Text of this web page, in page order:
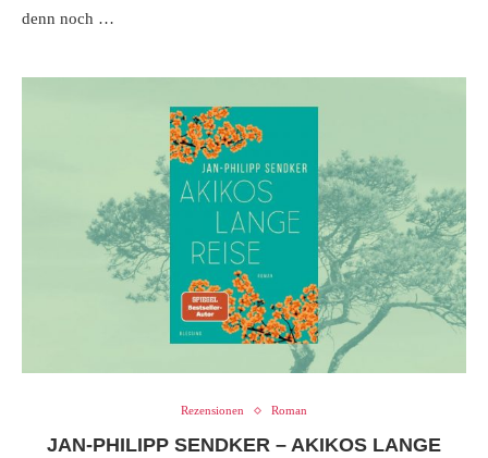
denn noch …
Rezensionen Roman
JAN-PHILIPP SENDKER – AKIKOS LANGE